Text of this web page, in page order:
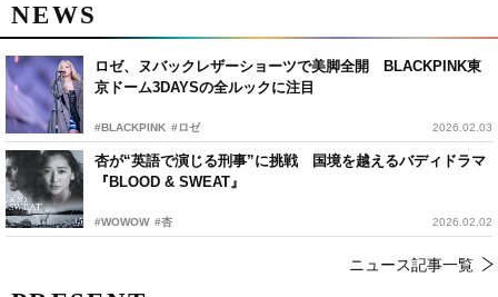
NEWS
ロゼ、ヌバックレザーショーツで美脚全開 BLACKPINK東
京ドーム3DAYSの全ルックに注目
#BLACKPINK #ロゼ 2026.02.03
杏が“英語で演じる刑事”に挑戦 国境を越えるバディドラマ
『BLOOD & SWEAT』
#WOWOW #杏 2026.02.02
ニュース記事一覧